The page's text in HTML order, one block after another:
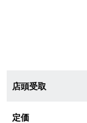
ภาษาไทย
店頭受取
定価